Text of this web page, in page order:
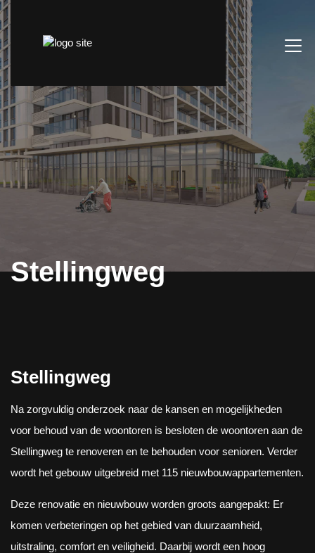
Stellingweg
Stellingweg
Na zorgvuldig onderzoek naar de kansen en mogelijkheden
voor behoud van de woontoren is besloten de woontoren aan de
Stellingweg te renoveren en te behouden voor senioren. Verder
wordt het gebouw uitgebreid met 115 nieuwbouwappartementen.
Deze renovatie en nieuwbouw worden groots aangepakt: Er
komen verbeteringen op het gebied van duurzaamheid,
uitstraling, comfort en veiligheid. Daarbij wordt een hoog